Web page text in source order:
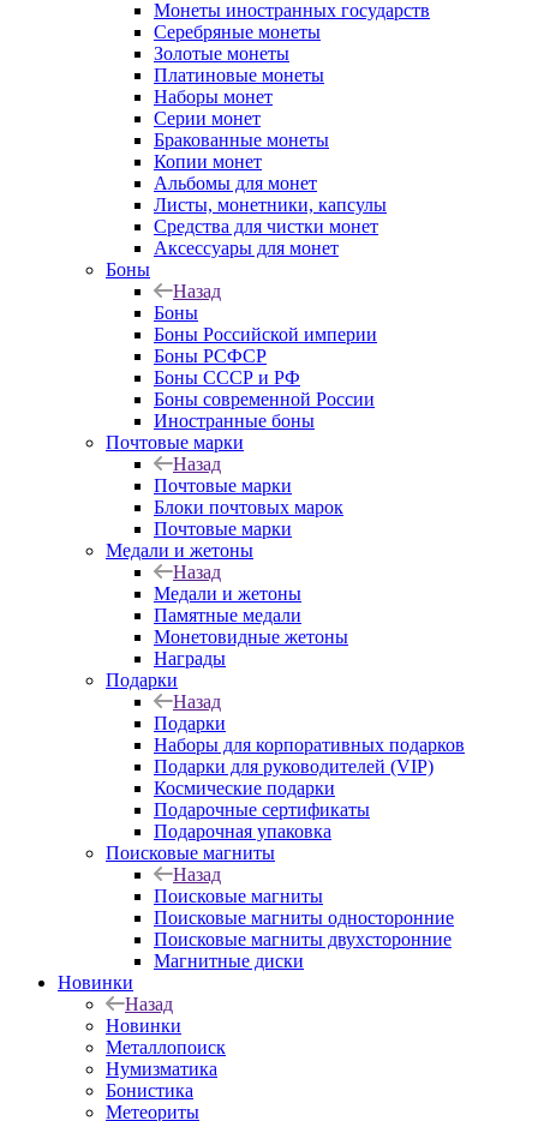
Монеты иностранных государств
Серебряные монеты
Золотые монеты
Платиновые монеты
Наборы монет
Серии монет
Бракованные монеты
Копии монет
Альбомы для монет
Листы, монетники, капсулы
Средства для чистки монет
Аксессуары для монет
Боны
Назад
Боны
Боны Российской империи
Боны РСФСР
Боны СССР и РФ
Боны современной России
Иностранные боны
Почтовые марки
Назад
Почтовые марки
Блоки почтовых марок
Почтовые марки
Медали и жетоны
Назад
Медали и жетоны
Памятные медали
Монетовидные жетоны
Награды
Подарки
Назад
Подарки
Наборы для корпоративных подарков
Подарки для руководителей (VIP)
Космические подарки
Подарочные сертификаты
Подарочная упаковка
Поисковые магниты
Назад
Поисковые магниты
Поисковые магниты односторонние
Поисковые магниты двухсторонние
Магнитные диски
Новинки
Назад
Новинки
Металлопоиск
Нумизматика
Бонистика
Метеориты